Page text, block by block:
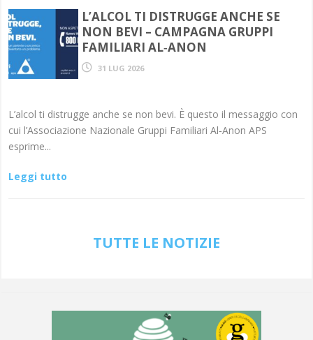
L’ALCOL TI DISTRUGGE ANCHE SE
NON BEVI – CAMPAGNA GRUPPI
FAMILIARI AL‑ANON
31 LUG 2026
L’alcol ti distrugge anche se non bevi. È questo il messaggio con
cui l’Associazione Nazionale Gruppi Familiari Al‑Anon APS
esprime...
Leggi tutto
TUTTE LE NOTIZIE